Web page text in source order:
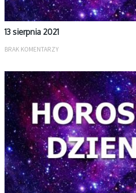
13 sierpnia 2021
BRAK KOMENTARZY
DZIENNY